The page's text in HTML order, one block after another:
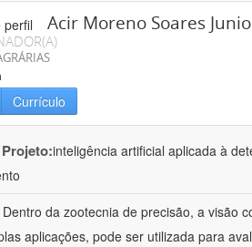
Acir Moreno Soares
Currículo
inteligência artificial aplicada à
Dentro da zootecnia de precisão, a visão
aplicações, pode ser utilizada para